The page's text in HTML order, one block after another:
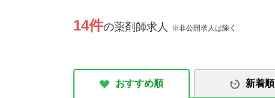
14件の薬剤師求人 ※非公開求人は除く
おすすめ順 新着順